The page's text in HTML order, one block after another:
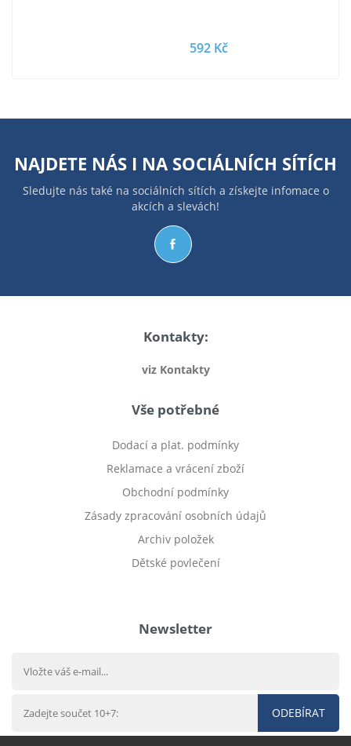
592 Kč
NAJDETE NÁS I NA SOCIÁLNÍCH SÍTÍCH
Sledujte nás také na sociálních sítích a získejte infomace o
akcích a slevách!
Kontakty:
viz Kontakty
Vše potřebné
Dodací a plat. podmínky
Reklamace a vrácení zboží
Obchodní podmínky
Zásady zpracování osobních údajů
Archiv položek
Dětské povlečení
Newsletter
ODEBÍRAT